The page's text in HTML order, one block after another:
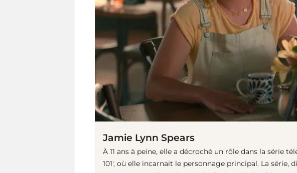
Jamie Lynn Spears
À 11 ans à peine, elle a décroché un rôle dans la série
101', où elle incarnait le personnage principal. La série,